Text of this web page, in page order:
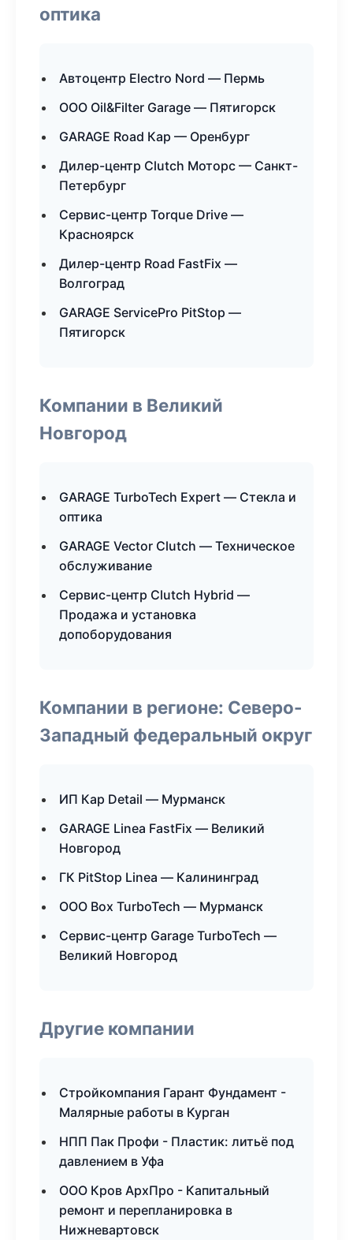
оптика
Автоцентр Electro Nord — Пермь
ООО Oil&Filter Garage — Пятигорск
GARAGE Road Кар — Оренбург
Дилер-центр Clutch Моторс — Санкт-
Петербург
Сервис-центр Torque Drive —
Красноярск
Дилер-центр Road FastFix —
Волгоград
GARAGE ServicePro PitStop —
Пятигорск
Компании в Великий
Новгород
GARAGE TurboTech Expert — Стекла и
оптика
GARAGE Vector Clutch — Техническое
обслуживание
Сервис-центр Clutch Hybrid —
Продажа и установка
допоборудования
Компании в регионе: Северо-
Западный федеральный округ
ИП Кар Detail — Мурманск
GARAGE Linea FastFix — Великий
Новгород
ГК PitStop Linea — Калининград
ООО Box TurboTech — Мурманск
Сервис-центр Garage TurboTech —
Великий Новгород
Другие компании
Стройкомпания Гарант Фундамент -
Малярные работы в Курган
НПП Пак Профи - Пластик: литьё под
давлением в Уфа
ООО Кров АрхПро - Капитальный
ремонт и перепланировка в
Нижневартовск